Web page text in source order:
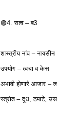
🟣4. सत्व – ब3
शास्त्रीय नांव – नायसीन
उपयोग – त्वचा व केस
अभावी होणारे आजार –
स्त्रोत – दूध, टमाटे,